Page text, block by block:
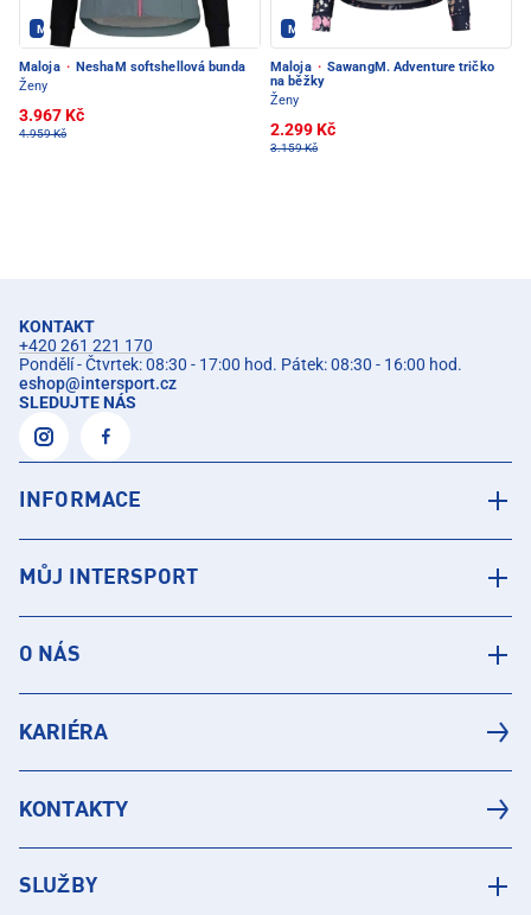
Maloja - PEC POD SNĚŽKOU
Maloja · NeshaM softshellová bunda
Ženy
3.967 Kč
4.959 Kč
Maloja - PEC POD SNĚŽKOU
Maloja · SawangM. Adventure tričko
na běžky
Ženy
2.299 Kč
3.159 Kč
KONTAKT
+420 261 221 170
Pondělí - Čtvrtek: 08:30 - 17:00 hod. Pátek: 08:30 - 16:00 hod.
eshop@intersport.cz
SLEDUJTE NÁS
INFORMACE
MŮJ INTERSPORT
O NÁS
KARIÉRA
KONTAKTY
SLUŽBY